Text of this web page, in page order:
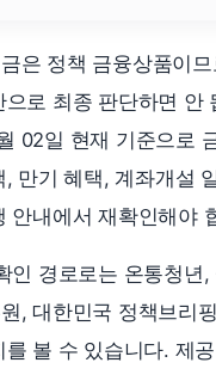
은 정책 금융상품이
으로 최종 판단하면 안
02일 현재 기준으로
, 만기 혜택, 계좌개설
안내에서 재확인해야
인 경로로는 온통청년,
, 대한민국 정책브리
를 볼 수 있습니다. 제